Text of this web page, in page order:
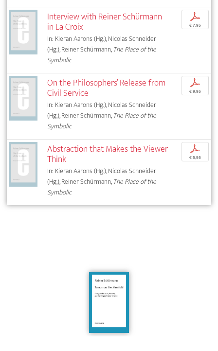
Interview with Reiner Schürmann
in La Croix
In: Kieran Aarons (Hg.), Nicolas Schneider
(Hg.), Reiner Schürmann,The Place of the
Symbolic
p
€ 7,95
On the Philosophers’ Release from
Civil Service
In: Kieran Aarons (Hg.), Nicolas Schneider
(Hg.), Reiner Schürmann,The Place of the
Symbolic
p
€ 9,95
Abstraction that Makes the Viewer
Think
In: Kieran Aarons (Hg.), Nicolas Schneider
(Hg.), Reiner Schürmann,The Place of the
Symbolic
p
€ 5,95